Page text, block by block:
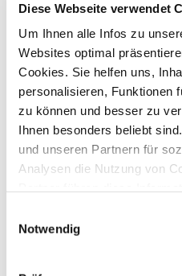
Diese Webseite verwendet
Um Ihnen alle Infos zu
Websites optimal
Cookies. Sie helfen uns,
personalisieren, Funktionen
zu können und besser zu
Ihnen besonders beliebt
und unseren Partnern für
Analysen die Nutzung von
haben oder die sie im
Notwendig
Fensteraustausch
Neu-/Umbau
Ihre Mitteilung